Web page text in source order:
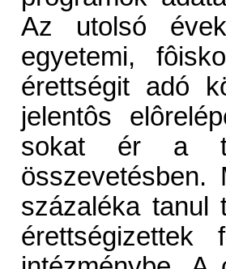
Az utolsó
egyetemi,
érettségit adó
jelentôs
sokat ér a
százaléka tanul
érettségizettek